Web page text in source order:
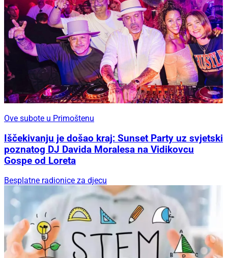
Ove subote u Primoštenu
Iščekivanju je došao kraj: Sunset Party uz svjetski
poznatog DJ Davida Moralesa na Vidikovcu
Gospe od Loreta
Besplatne radionice za djecu